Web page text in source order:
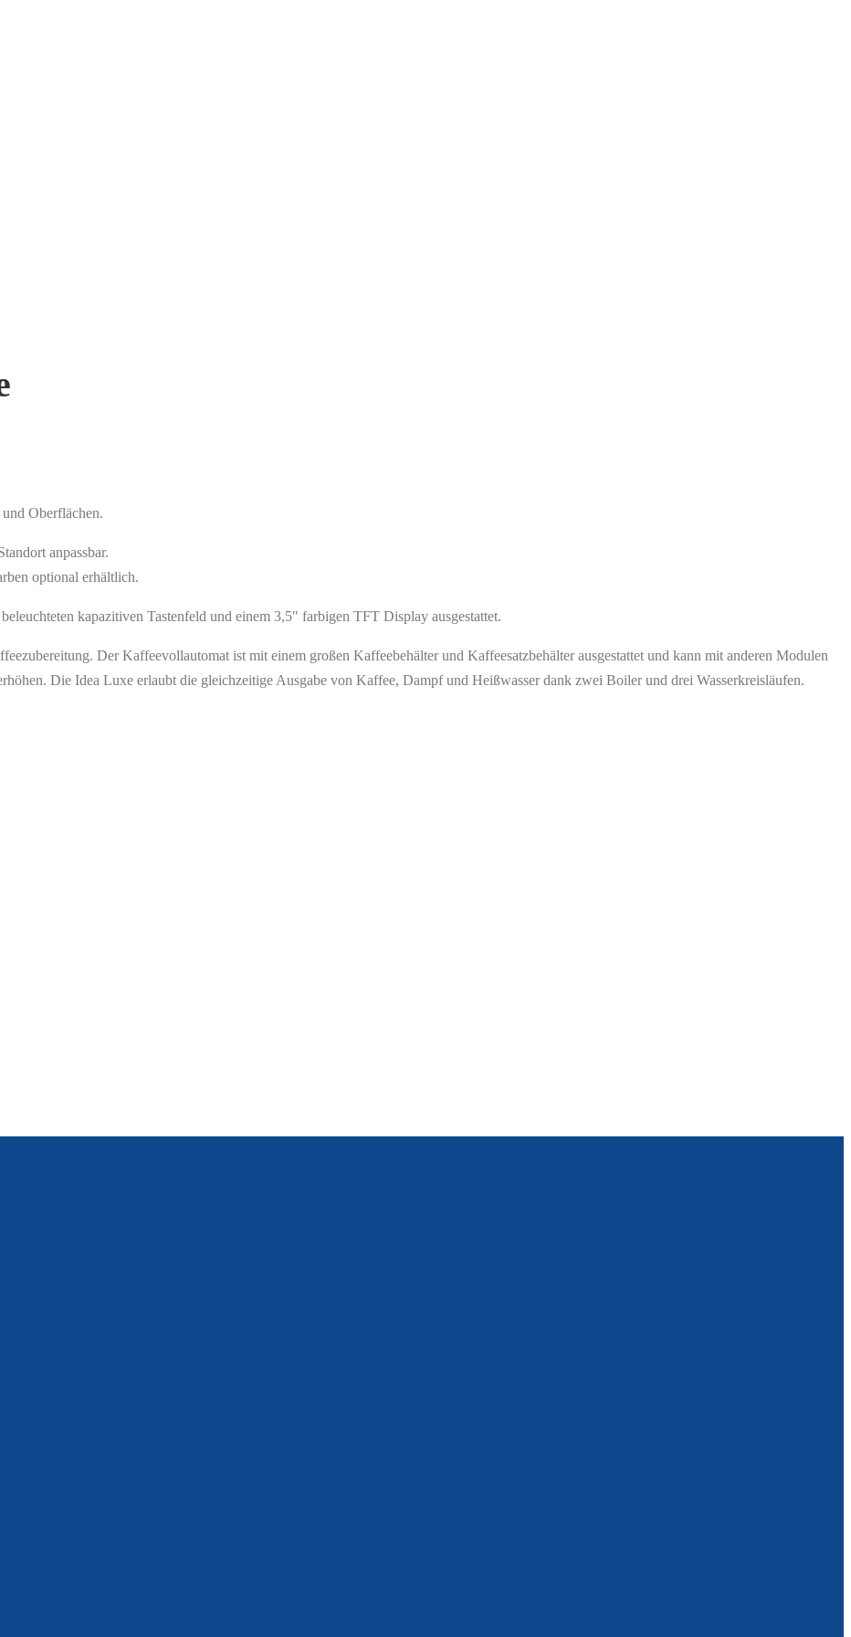
Oberflächen.
anpassbar.
optional erhältlich.
kapazitiven Tastenfeld und einem 3,5″ farbigen TFT Display ausgestattet.
Der Kaffeevollautomat ist mit einem großen Kaffeebehälter und Kaffeesatzbehälter ausgestattet und kann mit anderen Modulen
Die Idea Luxe erlaubt die gleichzeitige Ausgabe von Kaffee, Dampf und Heißwasser dank zwei Boiler und drei Wasserkreisläufen.